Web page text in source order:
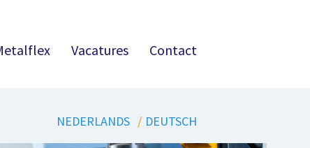
Vacatures Contact
NEDERLANDS DEUTSCH